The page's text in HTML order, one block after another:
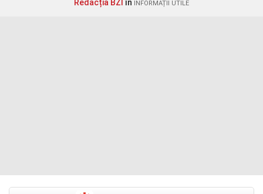
Redacția BZI în INFORMAȚII UTILE